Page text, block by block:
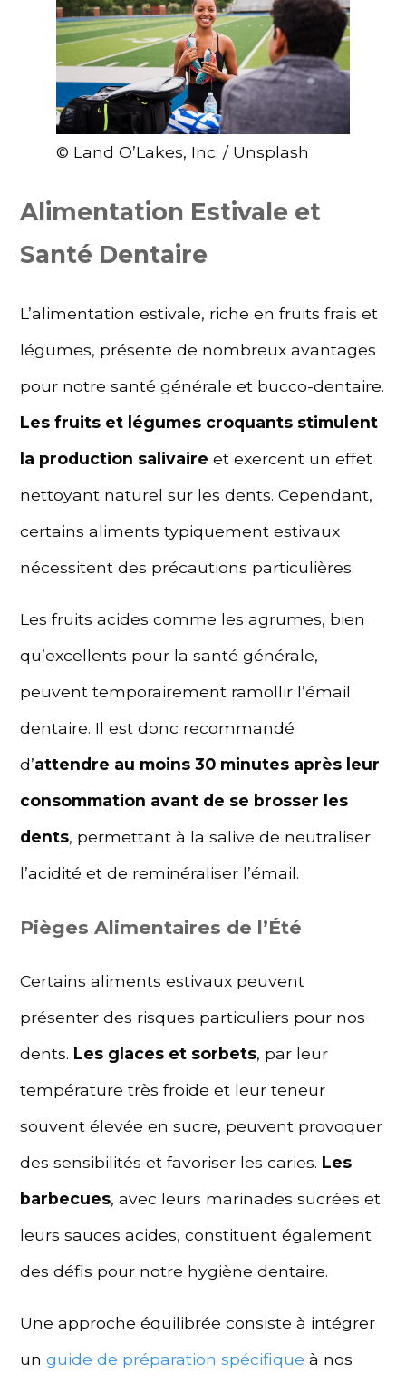
© Land O’Lakes, Inc. / Unsplash
Alimentation Estivale et
Santé Dentaire
L’alimentation estivale, riche en fruits frais et
légumes, présente de nombreux avantages
pour notre santé générale et bucco-dentaire.
Les fruits et légumes croquants stimulent
la production salivaire et exercent un effet
nettoyant naturel sur les dents. Cependant,
certains aliments typiquement estivaux
nécessitent des précautions particulières.
Les fruits acides comme les agrumes, bien
qu’excellents pour la santé générale,
peuvent temporairement ramollir l’émail
dentaire. Il est donc recommandé
d’attendre au moins 30 minutes après leur
consommation avant de se brosser les
dents, permettant à la salive de neutraliser
l’acidité et de reminéraliser l’émail.
Pièges Alimentaires de l’Été
Certains aliments estivaux peuvent
présenter des risques particuliers pour nos
dents. Les glaces et sorbets, par leur
température très froide et leur teneur
souvent élevée en sucre, peuvent provoquer
des sensibilités et favoriser les caries. Les
barbecues, avec leurs marinades sucrées et
leurs sauces acides, constituent également
des défis pour notre hygiène dentaire.
Une approche équilibrée consiste à intégrer
un guide de préparation spécifique à nos